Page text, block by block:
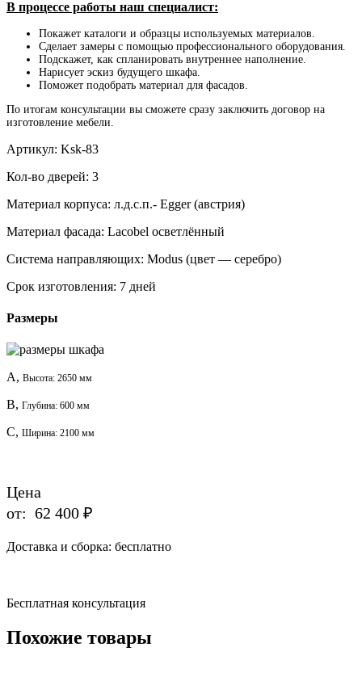
В процессе работы наш специалист:
Покажет каталоги и образцы используемых материалов.
Сделает замеры с помощью профессионального оборудования.
Подскажет, как спланировать внутреннее наполнение.
Нарисует эскиз будущего шкафа.
Поможет подобрать материал для фасадов.
По итогам консультации вы сможете сразу заключить договор на
изготовление мебели.
Артикул: Ksk-83
Кол-во дверей: 3
Материал корпуса: л.д.с.п.- Egger (австрия)
Материал фасада: Lacobel осветлённый
Система направляющих: Modus (цвет — серебро)
Срок изготовления: 7 дней
Размеры
A, Высота: 2650 мм
B, Глубина: 600 мм
C, Ширина: 2100 мм
Цена
от: 62 400 ₽
Доставка и сборка: бесплатно
Бесплатная консультация
Похожие товары